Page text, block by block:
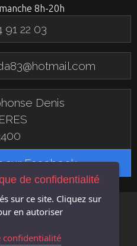
8h-20h
91 22 03
Denis
sur Facebook
- UN SITE FLASH EN
|POLITIQUE DE CONFIDENTIALITÉ
de confidentialité
sur ce site. Cliquez sur
en autoriser
confidentialité